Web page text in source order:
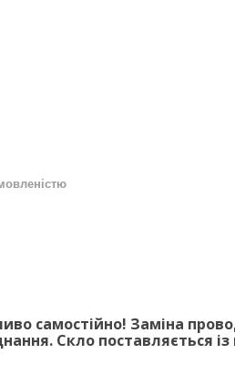
самостійно! Заміна
Скло поставляється